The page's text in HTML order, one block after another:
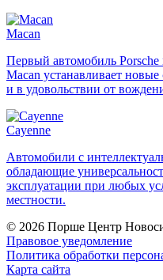
Macan
Первый автомобиль
Macan устанавливает
и в удовольствии от
Cayenne
Автомобили с
обладающие
эксплуатации при любых
местности.
© 2026 Порше Центр
Правовое уведомление
Политика обработки
Карта сайта